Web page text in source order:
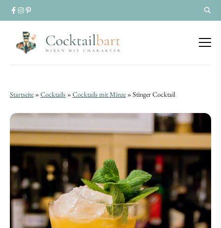
Stinger
Cocktail
Cognac
trifft
Minze
Stinger
Cocktail
Cognac
trifft
Minze
Startseite »Cocktails »Cocktails mit Minze »Stinger Cocktail